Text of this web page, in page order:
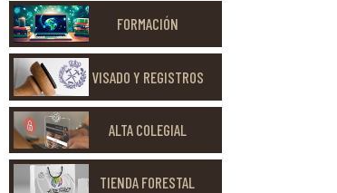
FORMACIÓN
VISADO Y REGISTROS
ALTA COLEGIAL
TIENDA FORESTAL